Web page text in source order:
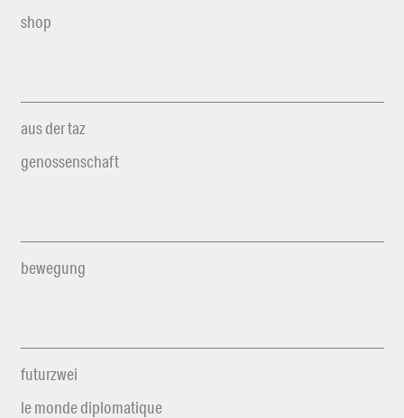
shop
aus der taz
genossenschaft
bewegung
futurzwei
le monde diplomatique